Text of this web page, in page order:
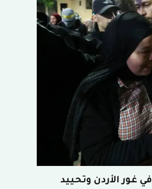
غور الأردن وتحييد